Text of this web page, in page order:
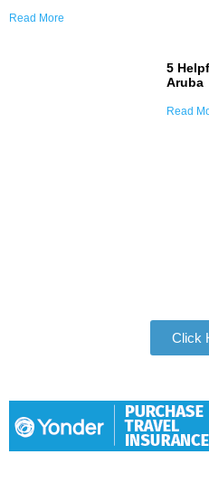
Read More
5
Aruba
Read
Click